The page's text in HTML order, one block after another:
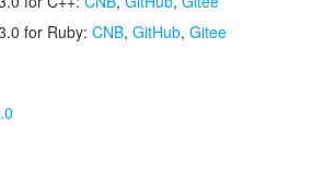
for Ruby: CNB, GitHub, Gitee